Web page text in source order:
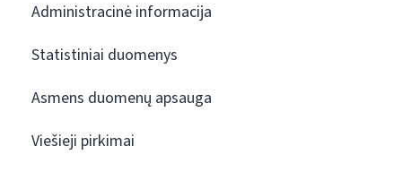
Administracinė informacija
Statistiniai duomenys
Asmens duomenų apsauga
Viešieji pirkimai